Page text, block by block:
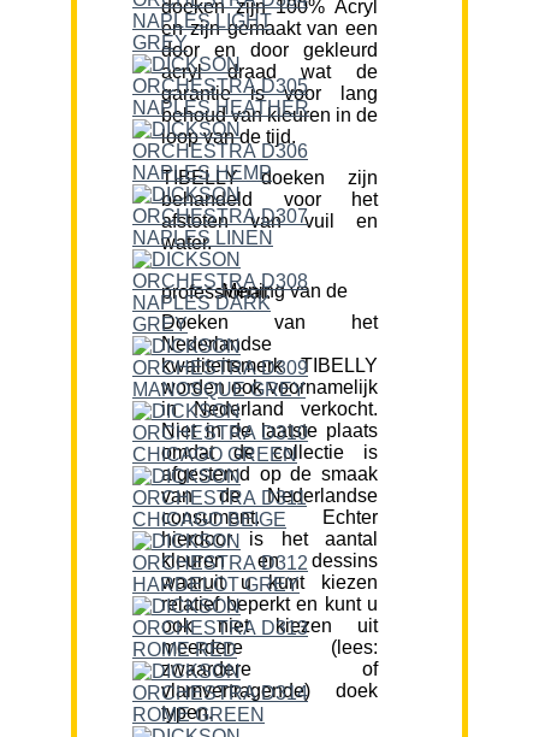
doeken zijn 100% Acryl
en zijn gemaakt van een
door en door gekleurd
acryl draad wat de
garantie is voor lang
behoud van kleuren in de
loop van de tijd.
TIBELLY doeken zijn
behandeld voor het
afstoten van vuil en
water.
Mening van de professional:
Doeken van het
Nederlandse
kwaliteitsmerk TIBELLY
worden ook voornamelijk
in Nederland verkocht.
Niet in de laatste plaats
omdat de collectie is
afgestemd op de smaak
van de Nederlandse
consument. Echter
hierdoor is het aantal
kleuren en dessins
waaruit u kunt kiezen
relatief beperkt en kunt u
ook niet kiezen uit
meerdere (lees:
zwaardere of
vlamvertragende) doek
typen.